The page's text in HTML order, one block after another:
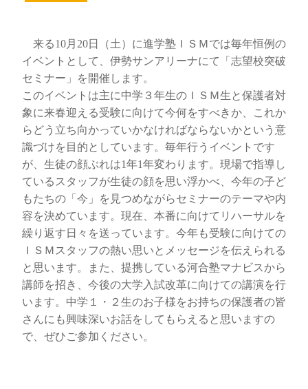
来る10月20日（土）に進学塾ＩＳＭでは毎年恒例の
イベントとして、伊勢サンアリーナにて「志望校突破
セミナー」を開催します。
このイベントは主に中学３年生のＩＳＭ生と保護者対
象に来春迎える受験に向けて今何をすべきか、これか
らどう立ち向かっていかなければならないかという意
識づけを目的としています。毎年行うイベントです
が、生徒の顔ぶれは1年1年変わります。現場で指導し
ているスタッフが生徒の顔を思い浮かべ、今年の子ど
もたちの「今」を見つめながらセミナーのテーマや内
容を決めています。現在、本番に向けてリハーサルを
繰り返す日々を送っています。今年も受験に向けての
ＩＳＭスタッフの熱い思いとメッセージを伝えられる
と思います。また、提携している河合塾マナビスから
講師を招き、今後の大学入試改革に向けての講演を行
います。中学１・２生のお子様をお持ちの保護者の皆
さんにも興味深いお話をしてもらえると思いますの
で、ぜひご参加ください。